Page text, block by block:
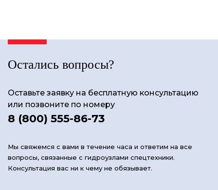
Остались вопросы?
Оставьте заявку на бесплатную консультацию
или позвоните по номеру
8 (800) 555-86-73
Мы свяжемся с вами в течение часа и ответим на все
вопросы, связанные с гидроузлами спецтехники.
Консультация вас ни к чему не обязывает.